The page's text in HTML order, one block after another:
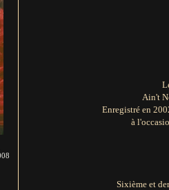
Ain't
Enregistré en
à
Sixième et